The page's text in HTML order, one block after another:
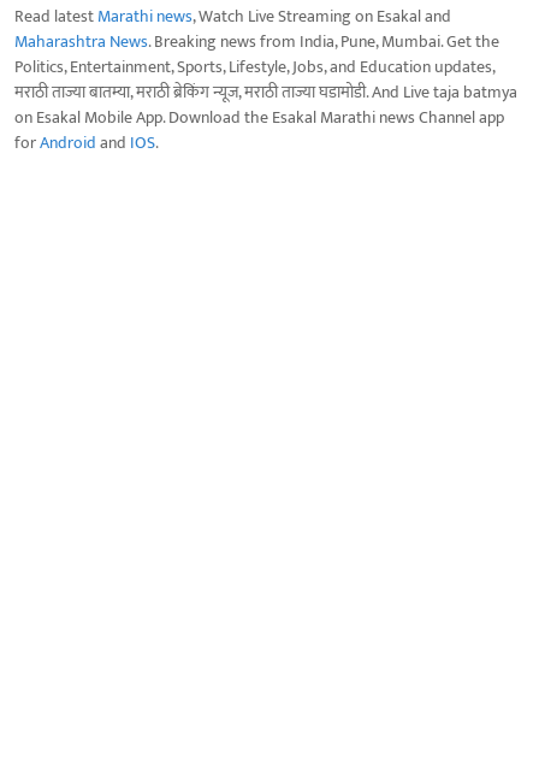
Read latestMarathi news, Watch Live Streaming on Esakal and
Maharashtra News. Breaking news from India, Pune, Mumbai. Get the
Politics, Entertainment, Sports, Lifestyle, Jobs, and Education updates,
मराठी ताज्या बातम्या, मराठी ब्रेकिंग न्यूज, मराठी ताज्या घडामोडी. And Live taja batmya
on Esakal Mobile App. Download the Esakal Marathi news Channel app
forAndroidand IOS.